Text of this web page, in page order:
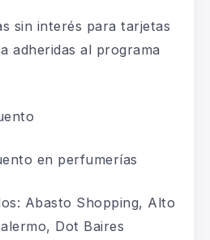
sin interés para tarjetas
adheridas al programa
en perfumerías
Abasto Shopping, Alto
Dot Baires